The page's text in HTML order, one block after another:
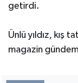
getirdi.
Ünlü yıldız, kış
magazin